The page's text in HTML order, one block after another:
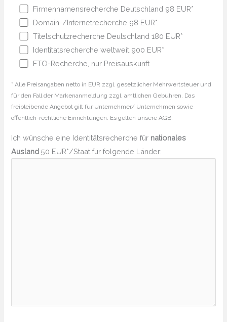
Firmennamensrecherche Deutschland 98 EUR*
Domain-/Internetrecherche 98 EUR*
Titelschutzrecherche Deutschland 180 EUR*
Identitätsrecherche weltweit 900 EUR*
FTO-Recherche, nur Preisauskunft
* Alle Preisangaben netto in EUR zzgl. gesetzlicher Mehrwertsteuer und
für den Fall der Markenanmeldung zzgl. amtlichen Gebühren. Das
freibleibende Angebot gilt für Unternehmer/ Unternehmen sowie
öffentlich-rechtliche Einrichtungen. Es gelten unsere AGB.
Ich wünsche eine Identitätsrecherche für nationales
Ausland 50 EUR*/Staat für folgende Länder: